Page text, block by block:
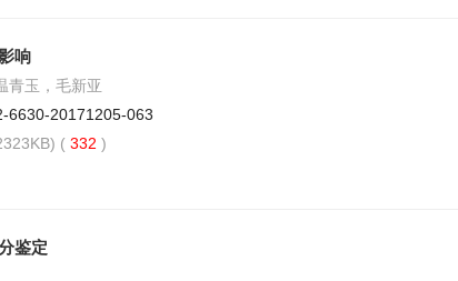
响
青玉，毛新亚
6630-20171205-063
( 332 )
鉴定